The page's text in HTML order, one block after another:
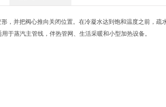
，并把阀心推向关闭位置。在冷凝水达到饱和温度之前，疏
于蒸汽主管线，伴热管网、生活采暖和小型加热设备。